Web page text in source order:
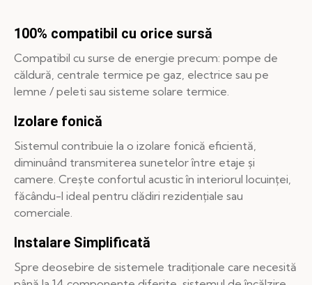
100% compatibil cu orice sursă
Compatibil cu surse de energie precum: pompe de
căldură, centrale termice pe gaz, electrice sau pe
lemne / peleti sau sisteme solare termice.
Izolare fonică
Sistemul contribuie la o izolare fonică eficientă,
diminuând transmiterea sunetelor între etaje și
camere. Crește confortul acustic în interiorul locuinței,
făcându-l ideal pentru clădiri rezidențiale sau
comerciale.
Instalare Simplificată
Spre deosebire de sistemele tradiționale care necesită